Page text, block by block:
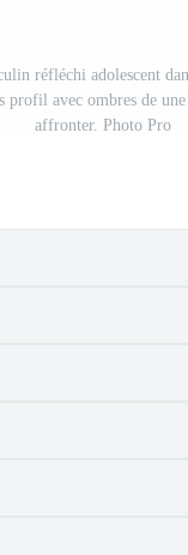
réfléchi adolescent
profil avec ombres de
affronter. Photo Pro